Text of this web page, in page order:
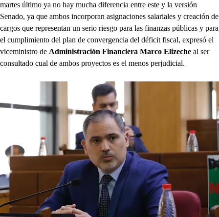
martes último ya no hay mucha diferencia entre este y la versión
Senado, ya que ambos incorporan asignaciones salariales y creación de
cargos que representan un serio riesgo para las finanzas públicas y para
el cumplimiento del plan de convergencia del déficit fiscal, expresó el
viceministro de Administración Financiera Marco Elizeche al ser
consultado cual de ambos proyectos es el menos perjudicial.